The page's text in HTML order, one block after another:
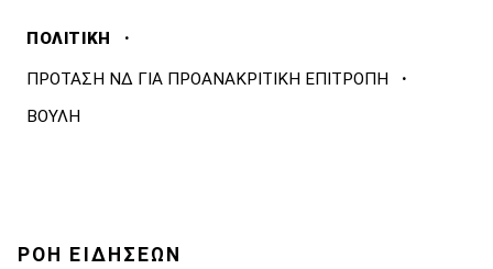
ΠΟΛΙΤΙΚΗ ·
ΠΡΟΤΑΣΗ ΝΔ ΓΙΑ ΠΡΟΑΝΑΚΡΙΤΙΚΗ ΕΠΙΤΡΟΠΗ ·
ΒΟΥΛΗ
ΡΟΗ ΕΙΔΗΣΕΩΝ